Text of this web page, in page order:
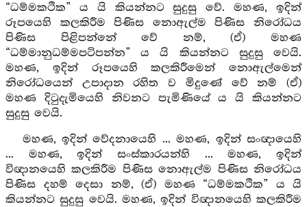
“ධම්මකථික” ය යි කියන්නට සුදුසු වේ. මහණ, ඉදින්
රූපයෙහි කලකිරීම පිණිස නොඇල්ම පිණිස නිරෝධය
පිණිස පිළිපන්නේ වේ නම්, (ඒ) මහණ
“ධම්මානුධම්මපටිපන්න” ය යි කියන්නට සුදුසු වෙයි.
මහණ, ඉදින් රූපයෙහි කලකිරීමෙන් නොඇල්මෙන්
නිරෝධයෙන් උපාදාන රහිත ව මිදුණේ වේ නම් (ඒ)
මහණ දිටුදැමියෙහි නිවනට පැමිණියේ ය යි කියන්නට
සුදුසු වෙයි.
මහණ, ඉදින් වේදනායෙහි ... මහණ, ඉදින් සංඥායෙහි
... මහණ, ඉදින් සංස්කාරයන්හි ... මහණ, ඉදින්
විඥානයෙහි කලකිරීම පිණිස නොඇල්ම පිණිස නිරෝධය
පිණිස දහම් දෙසා නම්, (ඒ) මහණ “ධම්මකථික” ය යි
කියන්නට සුදුසු වෙයි. මහණ, ඉදින් විඥානයෙහි කලකිරීම